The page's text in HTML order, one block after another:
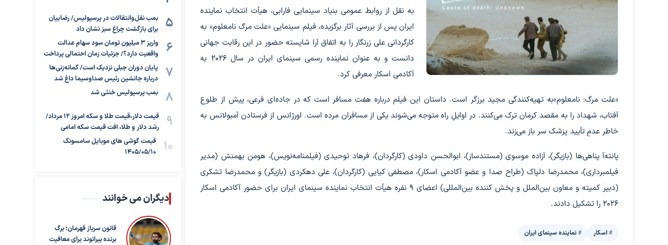
به نقل از روابط عمومی بنیاد سینمایی فارابی، هیأت انتخاب نماینده
ایران پس از بررسی آثار برگزیده، فیلم سینمایی «علت مرگ نامعلوم» به
کارگردانی علی زرنگار را به اتفاق آرا شایسته حضور در این رقابت جهانی
دانست و به عنوان نماینده رسمی سینمای ایران در سال 2026 به
آکادمی اسکار معرفی کرد.
«علت مرگ: نامعلوم»به تهیه‌کنندگی مجید برزگر است. داستان این فیلم درباره هفت مسافر است که در جاده‌ای فرعی، پیش از طلوع
آفتاب، شهداد را به مقصد کرمان ترک می‌کنند. در اوایلِ راه متوجه می‌شوند یکی از مسافران مرده است. اورژانس از فرستادن آمبولانس به
خاطر عدمِ تأیید پزشک سر باز می‌زند.
پانته‌آ پناهی‌ها (بازیگر)، آزاده موسوی (مستندساز)، ابوالحسن داودی (کارگردان)، فرهاد توحیدی (فیلمنامه‌نویس)، هومن بهمنش (مدیر
فیلمبرداری)، محمدرضا دلپاک (طراح صدا و عضو آکادمی اسکار)، مصطفی کیایی (کارگردان)، علی دهکردی (بازیگر) و محمدرضا تشکری
(دبیر کمیته و معاون بین‌الملل و پخش کننده بین‌المللی) اعضای 9 نفره هیأت انتخاب نماینده سینمای ایران برای حضور آکادمی اسکار
2026 را تشکیل دادند.
اسکار نماینده سینمای ایران
بمب نقل‌وانتقالات در پرسپولیس/ رضاییان
برای بازگشت چراغ سبز نشان داد
واریز ۳ میلیون تومان سود سهام عدالت
واقعیت دارد؟/ جزئیات زمان احتمالی پرداخت
پایان دوران جبلی نزدیک است/ گمانه‌زنی‌ها
درباره جانشین رئیس صداوسیما داغ شد
بمب پرسپولیس خنثی شد
قیمت دلار،قیمت طلا و سکه امروز ۱۲ مرداد/
رشد دلار و طلا، افت قیمت سکه امامی
قیمت گوشی های موبایل سامسونگ
1405/05/10
دیگران می خوانند
قانون سرباز قهرمان؛ برگ
برنده بیرانوند برای معافیت